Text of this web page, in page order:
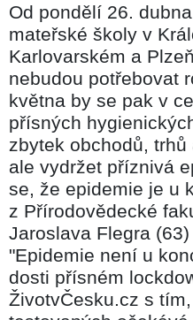
Od pondělí 26.
mateřské školy v
Karlovarském a
nebudou potřebovat
května by se pak v
přísných
zbytek obchodů,
ale vydržet příznivá
se, že epidemie je u
z Přírodovědecké
Jaroslava Flegra
"Epidemie není u
dosti přísném
ŽivotvČesku.cz s